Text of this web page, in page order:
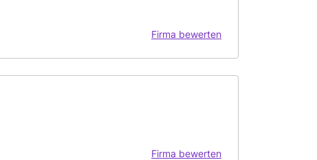
Firma bewerten
Firma bewerten